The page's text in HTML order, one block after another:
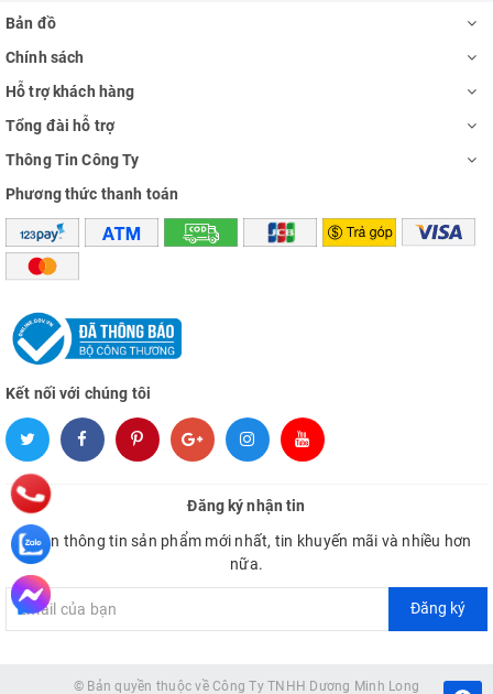
Bản đồ
Chính sách
Hỗ trợ khách hàng
Tổng đài hỗ trợ
Thông Tin Công Ty
Phương thức thanh toán
Kết nối với chúng tôi
Đăng ký nhận tin
Nhận thông tin sản phẩm mới nhất, tin khuyến mãi và nhiều hơn
nữa.
Đăng ký
© Bản quyền thuộc vềCông Ty TNHH Dương Minh Long